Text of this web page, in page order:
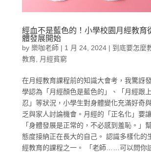
經血不是藍色的！小學校園月經教育
體發展開始
by 樂咖老師 | 1 月 24, 2024| 到底要怎麼
教育, 月經貧窮
在月經教育課程前的知識大會考，我驚訝
學認為「月經顏色是藍色的」、「月經跟
忍」等狀況，小學生對身體變化充滿好奇
乏與家人討論機會。月經的「正名化」要
「身體發展是正常的，不必感到羞恥。」
態度接納正在長大的自己。 認識多樣化的
經教育的課程之一。 「老師……可以問你